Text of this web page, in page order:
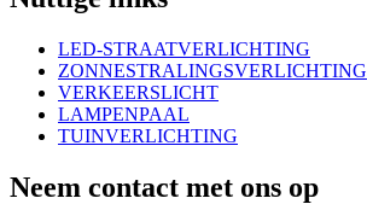
LED-STRAATVERLICHTING
ZONNESTRALINGSVERLICHTING
VERKEERSLICHT
LAMPENPAAL
TUINVERLICHTING
Neem contact met ons op